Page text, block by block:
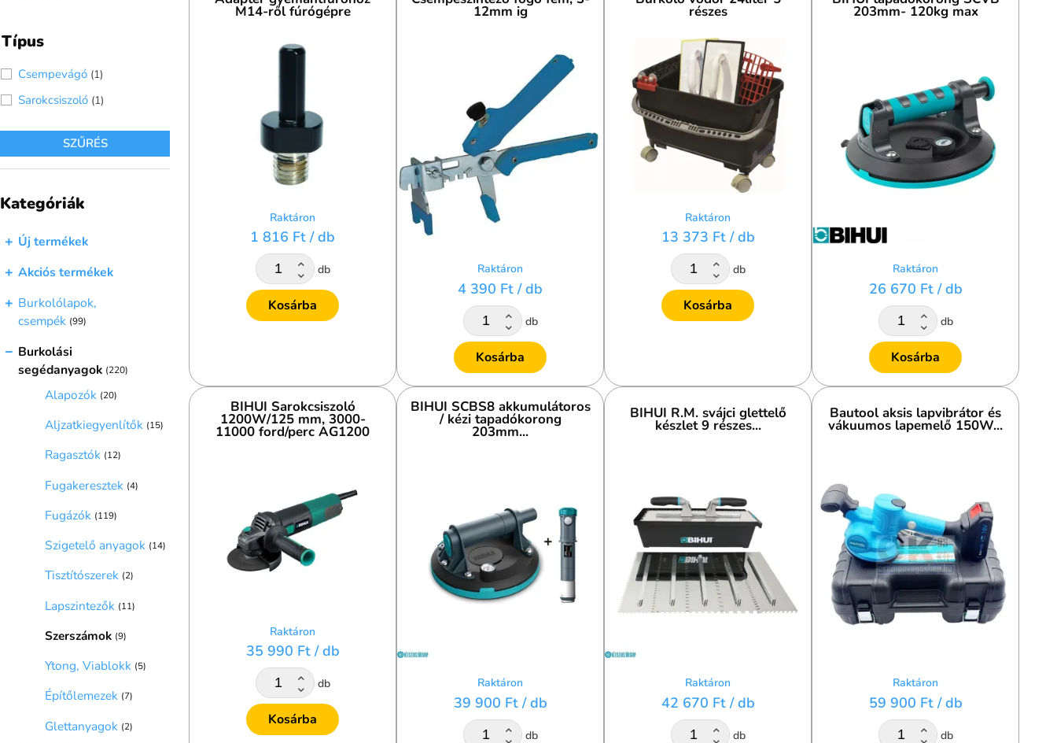
Típus
Csempevágó (1)
Sarokcsiszoló (1)
SZŰRÉS
Kategóriák
Új termékek
Akciós termékek
Burkolólapok,
csempék (99)
Burkolási
segédanyagok (220)
Alapozók (20)
Aljzatkiegyenlítők (15)
Ragasztók (12)
Fugakeresztek (4)
Fugázók (119)
Szigetelő anyagok (14)
Tisztítószerek (2)
Lapszintezők (11)
Szerszámok (9)
Ytong, Viablokk (5)
Építőlemezek (7)
Glettanyagok (2)
A megfelelő szerszámokkal nemcsak a munka minősége javul, hanem a projekt gyorsabban és zökkenőmentesen halad. Fedezd fel webshopunk
szerszámainak széles választékát, és tedd könnyebbé burkolási munkáidat!
M14-ről fúrógépre
Raktáron
1 816 Ft / db
db
Kosárba
12mm ig
Raktáron
4 390 Ft / db
db
Kosárba
részes
Raktáron
13 373 Ft / db
db
Kosárba
203mm- 120kg max
Raktáron
26 670 Ft / db
db
Kosárba
BIHUI Sarokcsiszoló
1200W/125 mm, 3000-
11000 ford/perc AG1200
Raktáron
35 990 Ft / db
db
Kosárba
BIHUI SCBS8 akkumulátoros
/ kézi tapadókorong
203mm...
Raktáron
39 900 Ft / db
db
BIHUI R.M. svájci glettelő
készlet 9 részes...
Raktáron
42 670 Ft / db
db
Bautool aksis lapvibrátor és
vákuumos lapemelő 150W...
Raktáron
59 900 Ft / db
db